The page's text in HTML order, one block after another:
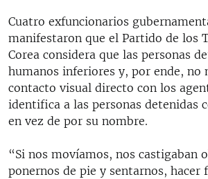
Cuatro exfuncionarios
manifestaron que el Partido de los
Corea considera que las personas
humanos inferiores y, por ende, no
contacto visual directo con los
identifica a las personas detenidas
en vez de por su nombre.
“Si nos movíamos, nos castigaban
ponernos de pie y sentarnos, hacer